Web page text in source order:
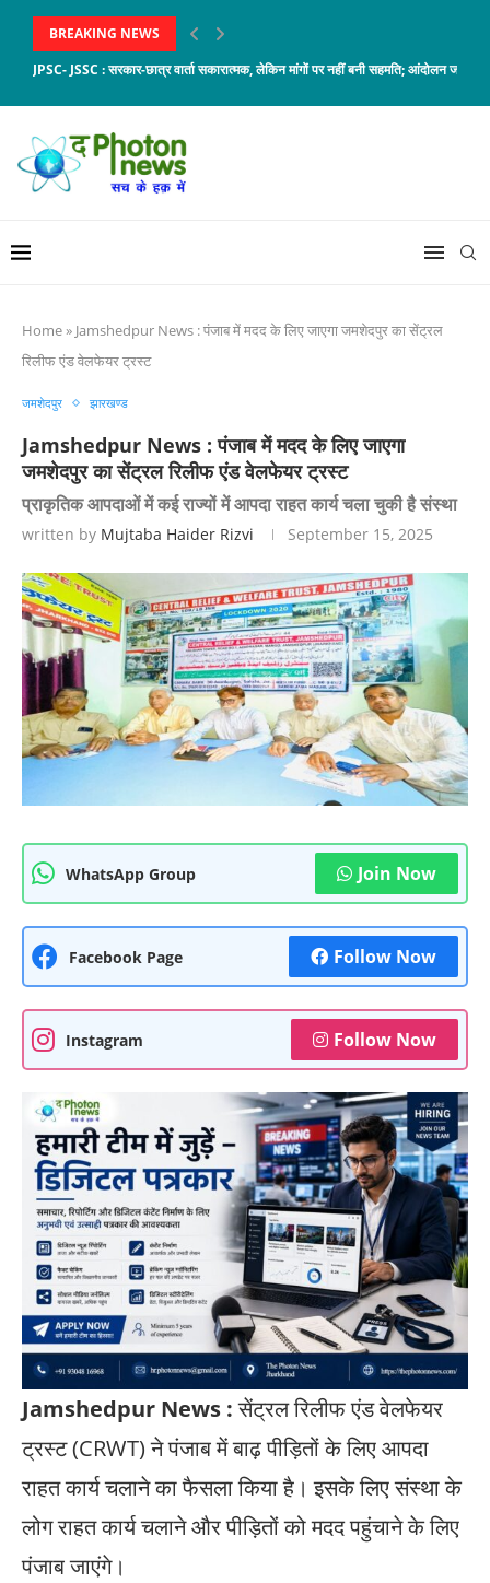
BREAKING NEWS
JPSC- JSSC : सरकार-छात्र वार्ता सकारात्मक, लेकिन मांगों पर नहीं बनी सहमति; आंदोलन जारी
Home» Jamshedpur News : पंजाब में मदद के लिए जाएगा जमशेदपुर का सेंट्रल
रिलीफ एंड वेलफेयर ट्रस्ट
जमशेदपुर झारखण्ड
Jamshedpur News : पंजाब में मदद के लिए जाएगा
जमशेदपुर का सेंट्रल रिलीफ एंड वेलफेयर ट्रस्ट
प्राकृतिक आपदाओं में कई राज्यों में आपदा राहत कार्य चला चुकी है संस्था
written by Mujtaba Haider Rizvi September 15, 2025
WhatsApp Group Join Now
Facebook Page Follow Now
Instagram Follow Now
Jamshedpur News :सेंट्रल रिलीफ एंड वेलफेयर
ट्रस्ट (CRWT) ने पंजाब में बाढ़ पीड़ितों के लिए आपदा
राहत कार्य चलाने का फैसला किया है। इसके लिए संस्था के
लोग राहत कार्य चलाने और पीड़ितों को मदद पहुंचाने के लिए
पंजाब जाएंगे।